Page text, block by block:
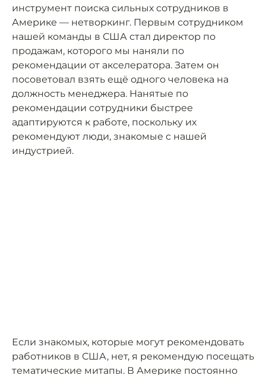
инструмент поиска сильных сотрудников в
Америке — нетворкинг. Первым сотрудником
нашей команды в США стал директор по
продажам, которого мы наняли по
рекомендации от акселератора. Затем он
посоветовал взять ещё одного человека на
должность менеджера. Нанятые по
рекомендации сотрудники быстрее
адаптируются к работе, поскольку их
рекомендуют люди, знакомые с нашей
индустрией.
Если знакомых, которые могут рекомендовать
работников в США, нет, я рекомендую посещать
тематические митапы. В Америке постоянно